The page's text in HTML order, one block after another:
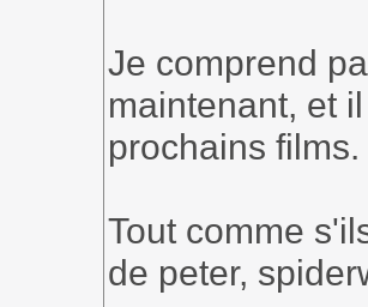
Je comprend
maintenant, et
prochains
Tout comme
de peter,